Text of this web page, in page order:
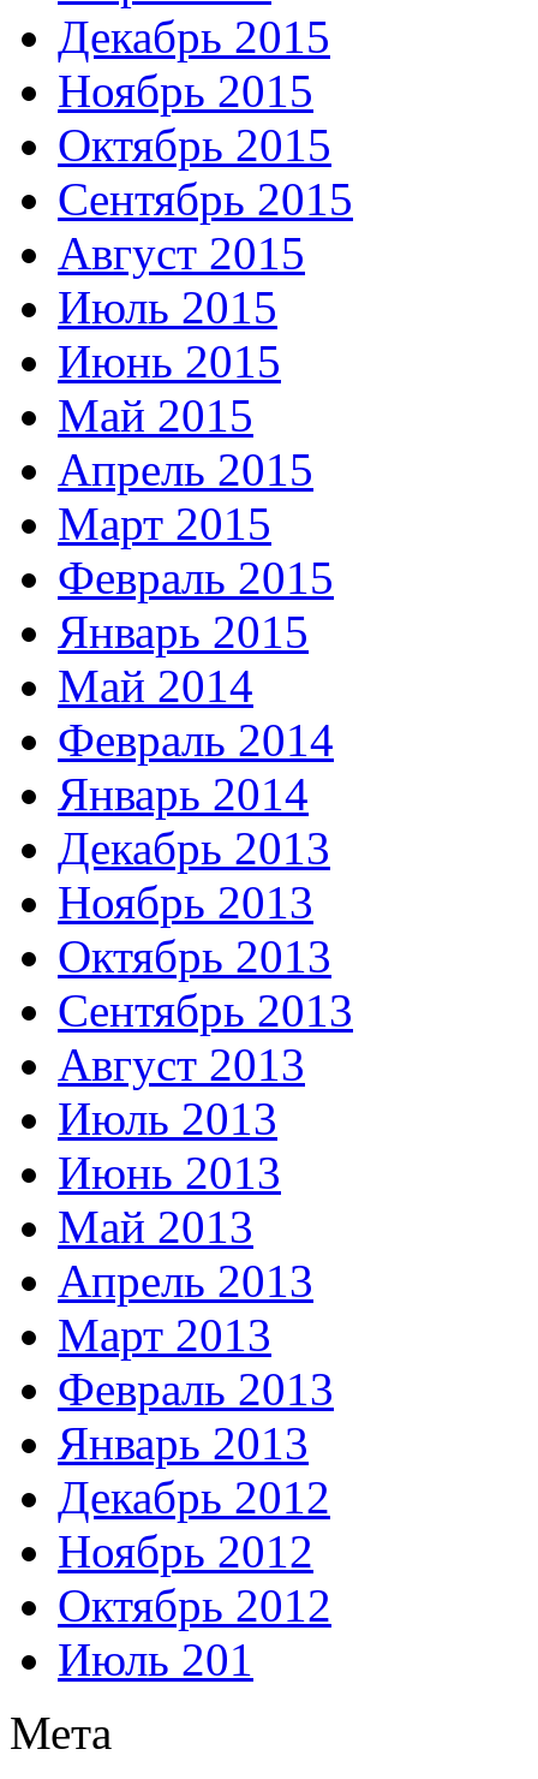
Декабрь 2015
Ноябрь 2015
Октябрь 2015
Сентябрь 2015
Август 2015
Июль 2015
Июнь 2015
Май 2015
Апрель 2015
Март 2015
Февраль 2015
Январь 2015
Май 2014
Февраль 2014
Январь 2014
Декабрь 2013
Ноябрь 2013
Октябрь 2013
Сентябрь 2013
Август 2013
Июль 2013
Июнь 2013
Май 2013
Апрель 2013
Март 2013
Февраль 2013
Январь 2013
Декабрь 2012
Ноябрь 2012
Октябрь 2012
Июль 201
Мета